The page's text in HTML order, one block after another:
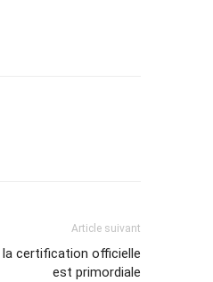
Article suivant
certification officielle
est primordiale